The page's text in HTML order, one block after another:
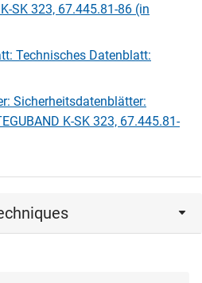
SK 323, 67.445.81-86 (in
Technisches Datenblatt:
Sicherheitsdatenblätter:
K-SK 323, 67.445.81-